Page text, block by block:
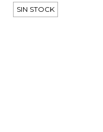
SIN STOCK